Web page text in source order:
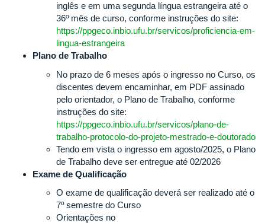
inglês e em uma segunda língua estrangeira até o
36º mês de curso, conforme instruções do site:
https://ppgeco.inbio.ufu.br/servicos/proficiencia-em-
lingua-estrangeira
Plano de Trabalho
No prazo de 6 meses após o ingresso no Curso, os
discentes devem encaminhar, em PDF assinado
pelo orientador, o Plano de Trabalho, conforme
instruções do site:
https://ppgeco.inbio.ufu.br/servicos/plano-de-
trabalho-protocolo-do-projeto-mestrado-e-doutorado
Tendo em vista o ingresso em agosto/2025, o Plano
de Trabalho deve ser entregue até 02/2026
Exame de Qualificação
O exame de qualificação deverá ser realizado até o
7º semestre do Curso
Orientações no